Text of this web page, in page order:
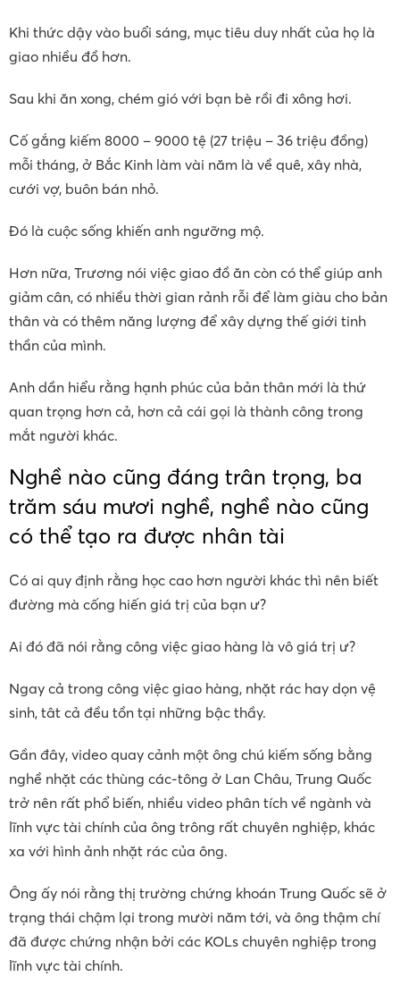
Khi thức dậy vào buổi sáng, mục tiêu duy nhất của họ là
giao nhiều đồ hơn.
Sau khi ăn xong, chém gió với bạn bè rồi đi xông hơi.
Cố gắng kiếm 8000 – 9000 tệ (27 triệu – 36 triệu đồng)
mỗi tháng, ở Bắc Kinh làm vài năm là về quê, xây nhà,
cưới vợ, buôn bán nhỏ.
Đó là cuộc sống khiến anh ngưỡng mộ.
Hơn nữa, Trương nói việc giao đồ ăn còn có thể giúp anh
giảm cân, có nhiều thời gian rảnh rỗi để làm giàu cho bản
thân và có thêm năng lượng để xây dựng thế giới tinh
thần của mình.
Anh dần hiểu rằng hạnh phúc của bản thân mới là thứ
quan trọng hơn cả, hơn cả cái gọi là thành công trong
mắt người khác.
Nghề nào cũng đáng trân trọng, ba
trăm sáu mươi nghề, nghề nào cũng
có thể tạo ra được nhân tài
Có ai quy định rằng học cao hơn người khác thì nên biết
đường mà cống hiến giá trị của bạn ư?
Ai đó đã nói rằng công việc giao hàng là vô giá trị ư?
Ngay cả trong công việc giao hàng, nhặt rác hay dọn vệ
sinh, tât cả đều tồn tại những bậc thầy.
Gần đây, video quay cảnh một ông chú kiếm sống bằng
nghề nhặt các thùng các-tông ở Lan Châu, Trung Quốc
trở nên rất phổ biến, nhiều video phân tích về ngành và
lĩnh vực tài chính của ông trông rất chuyên nghiệp, khác
xa với hình ảnh nhặt rác của ông.
Ông ấy nói rằng thị trường chứng khoán Trung Quốc sẽ ở
trạng thái chậm lại trong mười năm tới, và ông thậm chí
đã được chứng nhận bởi các KOLs chuyên nghiệp trong
lĩnh vực tài chính.